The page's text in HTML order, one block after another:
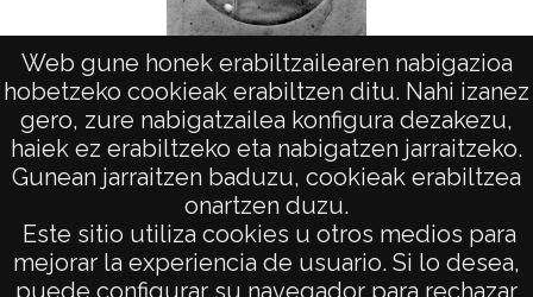
Web gune honek erabiltzailearen nabigazioa
hobetzeko cookieak erabiltzen ditu. Nahi izanez
gero, zure nabigatzailea konfigura dezakezu,
haiek ez erabiltzeko eta nabigatzen jarraitzeko.
Gunean jarraitzen baduzu, cookieak erabiltzea
onartzen duzu.
Este sitio utiliza cookies u otros medios para
mejorar la experiencia de usuario. Si lo desea,
puede configurar su navegador para rechazar
Licencia de las imágenes
CC BY-NC-SA 4.0
Rodrigo Ignacio Varona Salazar
AVISO LEGAL
POLÍTICA DE PRIVACIDAD
ACCESIBILIDAD